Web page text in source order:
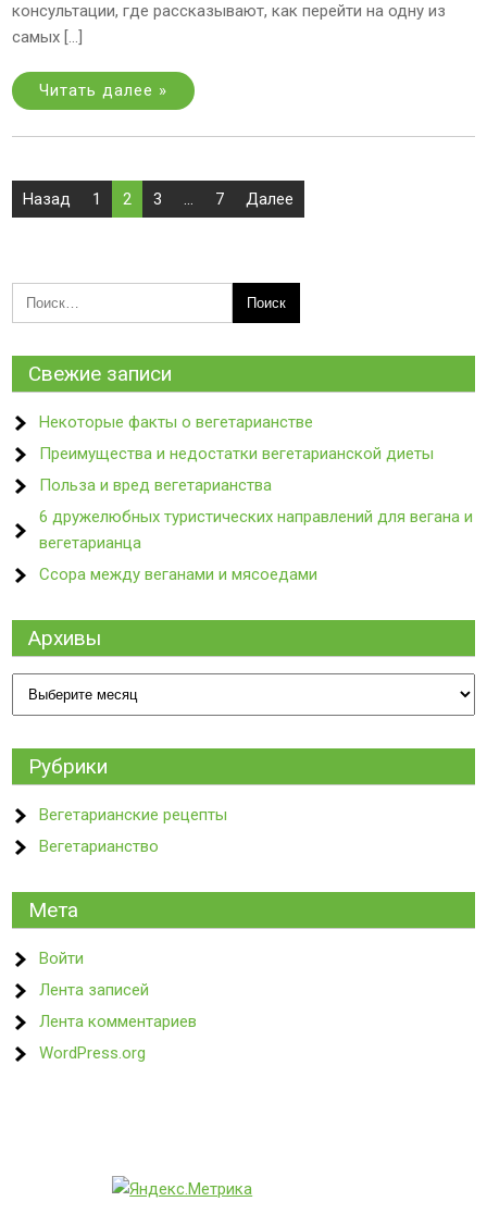
консультации, где рассказывают, как перейти на одну из
самых […]
Читать далее »
Пагинация
записей
Назад 1 2 3 … 7 Далее
Свежие записи
Некоторые факты о вегетарианстве
Преимущества и недостатки вегетарианской диеты
Польза и вред вегетарианства
6 дружелюбных туристических направлений для вегана и
вегетарианца
Ссора между веганами и мясоедами
Архивы
Архивы
Рубрики
Вегетарианские рецепты
Вегетарианство
Мета
Войти
Лента записей
Лента комментариев
WordPress.org